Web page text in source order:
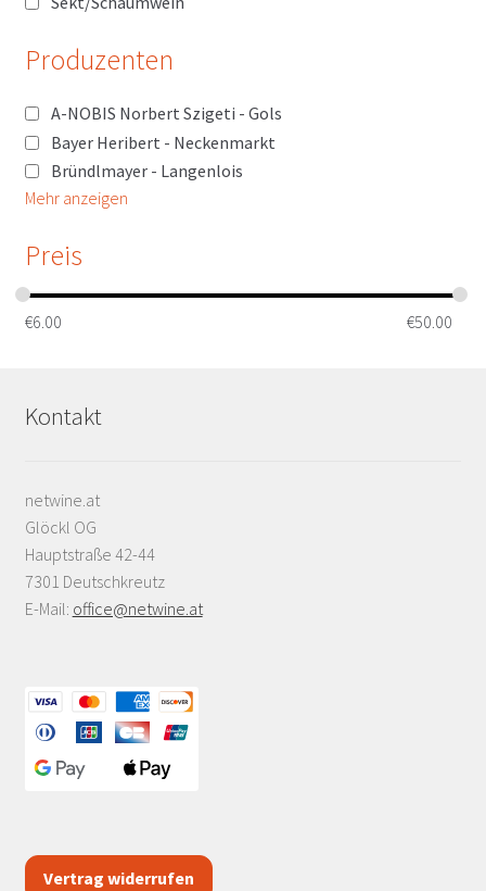
Produzenten
A-NOBIS Norbert Szigeti - Gols
Bayer Heribert - Neckenmarkt
Bründlmayer - Langenlois
Mehr anzeigen
Preis
€6.00 €50.00
Kontakt
netwine.at
Glöckl OG
Hauptstraße 42-44
7301 Deutschkreutz
E-Mail: office@netwine.at
Vertrag widerrufen